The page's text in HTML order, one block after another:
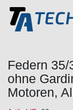
Federn
ohne
Motoren,